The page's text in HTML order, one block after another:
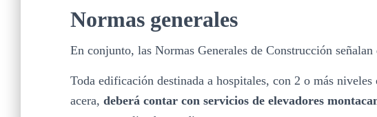
Normas generales
En conjunto, las Normas Generales de Construcción señalan
Toda edificación destinada a hospitales, con 2 o más
acera, deberá contar con servicios de elevadores